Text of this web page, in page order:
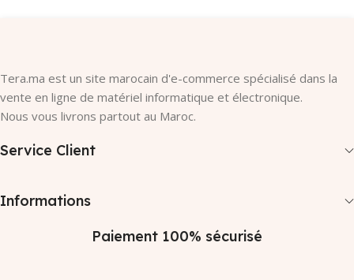
Tera.ma est un site marocain d'e-commerce spécialisé dans la
vente en ligne de matériel informatique et électronique.
Nous vous livrons partout au Maroc.
Service Client
Informations
Paiement 100% sécurisé